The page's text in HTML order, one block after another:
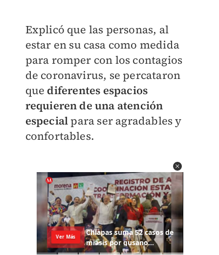
Explicó que las personas, al
estar en su casa como medida
para romper con los contagios
de coronavirus, se percataron
que diferentes espacios
requieren de una atención
especial para ser agradables y
confortables.